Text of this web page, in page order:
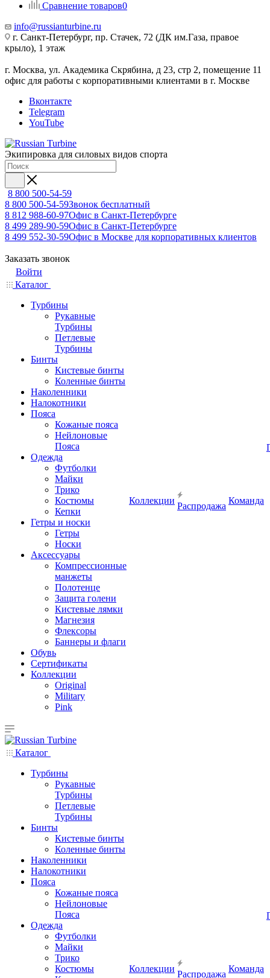
Сравнение товаров0
info@russianturbine.ru
г. Санкт-Петербург, пр. Стачек, 72 (ДК им.Газа, правое
крыло), 1 этаж
г. Москва, ул. Академика Скрябина, д 23, стр 2, помещение 11
офис для работы с корпоративными клиентами в г. Москве
Вконтакте
Telegram
YouTube
Экипировка для силовых видов спорта
8 800 500-54-59
8 800 500-54-59Звонок бесплатный
8 812 988-60-97Офис в Санкт-Петербурге
8 499 289-90-59Офис в Санкт-Петербурге
8 499 552-30-59Офис в Москве для корпоративных клиентов
Заказать звонок
Войти
Каталог
Турбины
Рукавные
Турбины
Петлевые
Турбины
Бинты
Кистевые бинты
Коленные бинты
Наколенники
Налокотники
Пояса
Кожаные пояса
Нейлоновые
Пояса
Одежда
Футболки
Майки
Трико
Костюмы
Кепки
Гетры и носки
Гетры
Носки
Аксессуары
Компрессионные
манжеты
Полотенце
Защита голени
Кистевые лямки
Магнезия
Флексоры
Баннеры и флаги
Обувь
Сертификаты
Коллекции
Original
Military
Pink
Коллекции
Распродажа
Команда
Каталог
Турбины
Рукавные
Турбины
Петлевые
Турбины
Бинты
Кистевые бинты
Коленные бинты
Наколенники
Налокотники
Пояса
Кожаные пояса
Нейлоновые
Пояса
Одежда
Футболки
Майки
Трико
Костюмы
Коллекции
Распродажа
Команда